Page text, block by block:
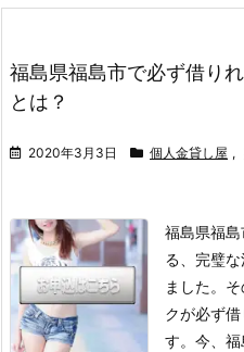
福島県福島市で必ず借り
とは？
2020年3月3日 個人金貸し屋 ,
福島県福
る、完璧
ました。
クが必ず
す。 今、